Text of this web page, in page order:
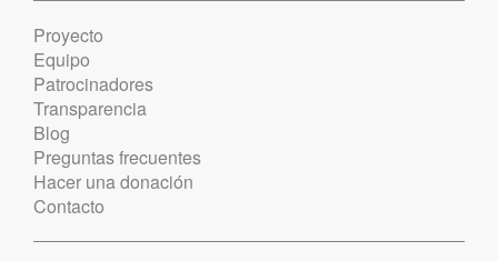
Proyecto
Equipo
Patrocinadores
Transparencia
Blog
Preguntas frecuentes
Hacer una donación
Contacto